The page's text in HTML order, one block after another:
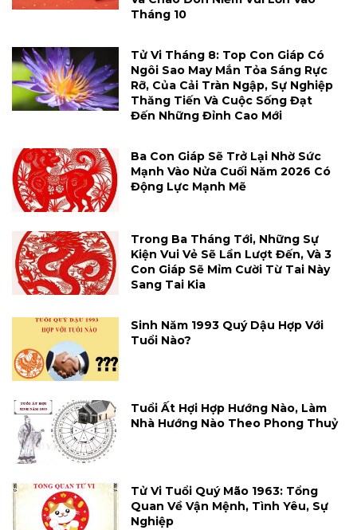
Tháng 10
Tử Vi Tháng 8: Top Con Giáp Có
Ngôi Sao May Mắn Tỏa Sáng Rực
Rỡ, Của Cải Tràn Ngập, Sự Nghiệp
Thăng Tiến Và Cuộc Sống Đạt
Đến Những Đỉnh Cao Mới
Ba Con Giáp Sẽ Trở Lại Nhờ Sức
Mạnh Vào Nửa Cuối Năm 2026 Có
Động Lực Mạnh Mẽ
Trong Ba Tháng Tới, Những Sự
Kiện Vui Vẻ Sẽ Lần Lượt Đến, Và 3
Con Giáp Sẽ Mỉm Cười Từ Tai Này
Sang Tai Kia
Sinh Năm 1993 Quý Dậu Hợp Với
Tuổi Nào?
Tuổi Ất Hợi Hợp Hướng Nào, Làm
Nhà Hướng Nào Theo Phong Thuỷ
Tử Vi Tuổi Quý Mão 1963: Tổng
Quan Về Vận Mệnh, Tình Yêu, Sự
Nghiệp